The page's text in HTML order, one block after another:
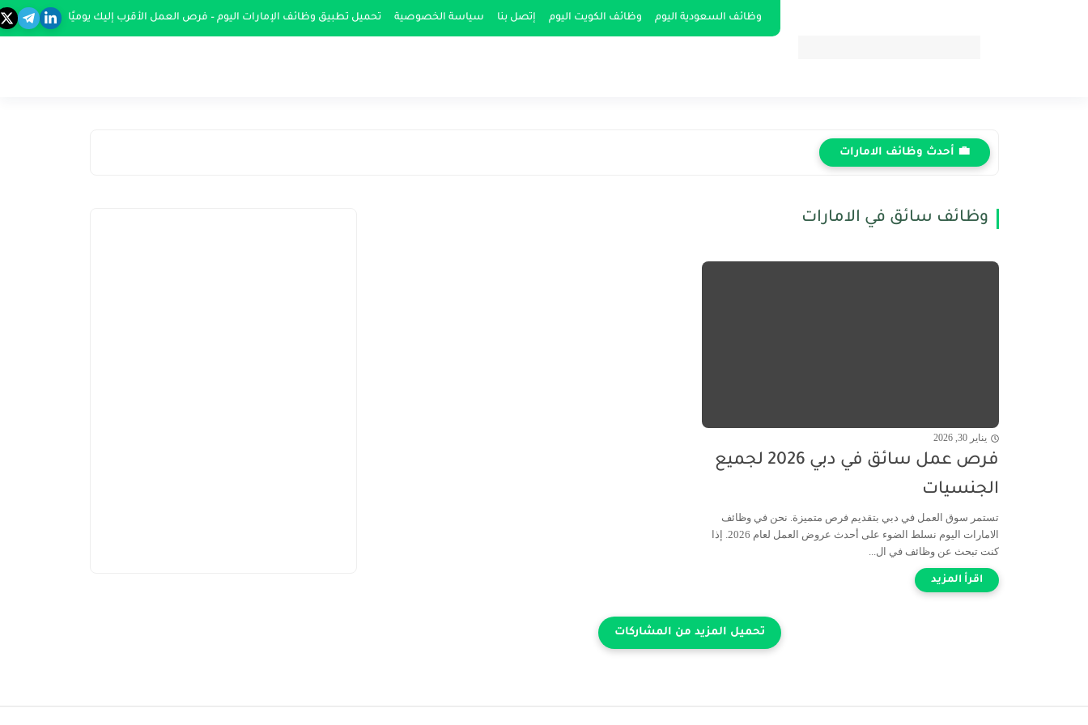
وظائف السعودية اليوم وظائف الكويت اليوم إتصل بنا سياسة الخصوصية تحميل تطبيق وظائف الإمارات اليوم – فرص العمل الأقرب إليك يوميًا
💼 أحدث وظائف الامارات
وظائف سائق في الامارات
يناير 30, 2026
فرص عمل سائق في دبي 2026 لجميع
الجنسيات
تستمر سوق العمل في دبي بتقديم فرص متميزة. نحن في وظائف
الامارات اليوم نسلط الضوء على أحدث عروض العمل لعام 2026. إذا
كنت تبحث عن وظائف في ال...